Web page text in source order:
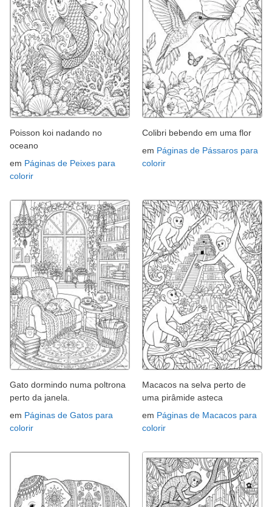
Poisson koi nadando no
oceano
em Páginas de Peixes para
colorir
Colibri bebendo em uma flor
em Páginas de Pássaros para
colorir
Gato dormindo numa poltrona
perto da janela.
em Páginas de Gatos para
colorir
Macacos na selva perto de
uma pirâmide asteca
em Páginas de Macacos para
colorir